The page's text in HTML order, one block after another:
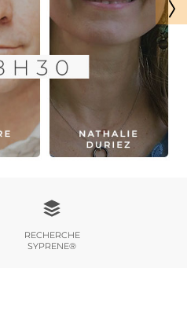
RECHERCHE
SYPRENE®